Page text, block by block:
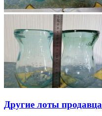
Другие лоты продавца